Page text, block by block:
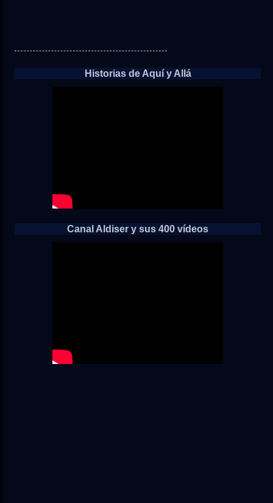
Historias de Aquí y Allá
Canal Aldiser y sus 400 vídeos